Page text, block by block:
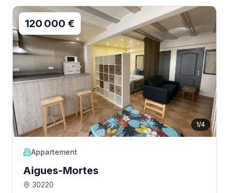
1/4
120 000 €
Appartement
Aigues-Mortes
30220